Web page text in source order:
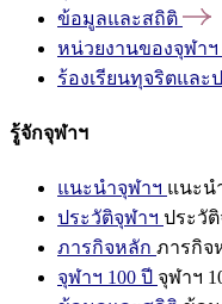
ข้อมูลและสถิติ
หน่วยงานของจุฬาฯ
ร้องเรียนทุจริตแล
รู้จักจุฬาฯ
แนะนำจุฬาฯ แนะน
ประวัติจุฬาฯ ประวั
ภารกิจหลัก ภารกิจ
จุฬาฯ 100 ปี จุฬาฯ